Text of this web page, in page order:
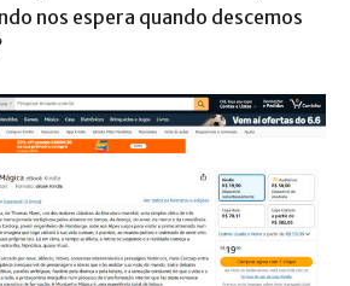
nos espera quando descemos